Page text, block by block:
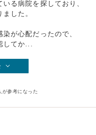
る病院を探しており、
した。
が心配だったので、
てか...
が参考になった